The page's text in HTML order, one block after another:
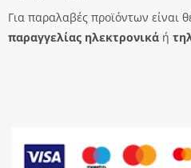
Για παραλαβές προϊόντων είναι
παραγγελίας ηλεκτρονικάή